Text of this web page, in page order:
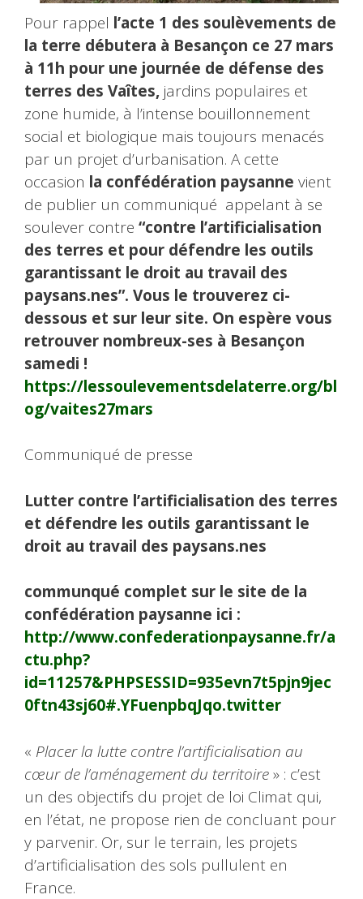
Pour rappel l’acte 1 des soulèvements de
la terre débutera à Besançon ce 27 mars
à 11h pour une journée de défense des
terres des Vaîtes, jardins populaires et
zone humide, à l’intense bouillonnement
social et biologique mais toujours menacés
par un projet d’urbanisation. A cette
occasion la confédération paysanne vient
de publier un communiqué appelant à se
soulever contre “contre l’artificialisation
des terres et pour défendre les outils
garantissant le droit au travail des
paysans.nes”. Vous le trouverez ci-
dessous et sur leur site. On espère vous
retrouver nombreux-ses à Besançon
samedi !
https://lessoulevementsdelaterre.org/bl
og/vaites27mars
Communiqué de presse
Lutter contre l’artificialisation des terres
et défendre les outils garantissant le
droit au travail des paysans.nes
communqué complet sur le site de la
confédération paysanne ici :
http://www.confederationpaysanne.fr/a
ctu.php?
id=11257&PHPSESSID=935evn7t5pjn9jec
0ftn43sj60#.YFuenpbqJqo.twitter
« Placer la lutte contre l’artificialisation au
cœur de l’aménagement du territoire» : c’est
un des objectifs du projet de loi Climat qui,
en l’état, ne propose rien de concluant pour
y parvenir. Or, sur le terrain, les projets
d’artificialisation des sols pullulent en
France.